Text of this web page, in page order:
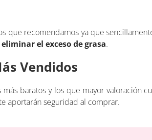
que recomendamos ya que
el exceso de grasa.
Vendidos
baratos y los que mayor valoración
aportarán seguridad al comprar.